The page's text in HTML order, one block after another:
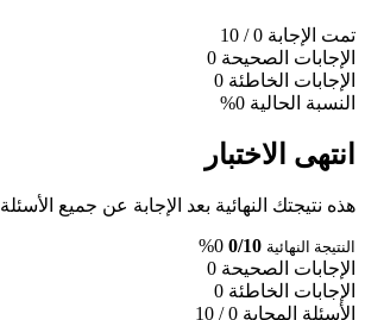
تمت الإجابة 0
/ 10
الإجابات الصحيحة 0
الإجابات الخاطئة 0
النسبة الحالية 0%
انتهى الاختبار
هذه نتيجتك النهائية بعد الإجابة عن جميع الأسئلة.
النتيجة النهائية 0/10
0%
الإجابات الصحيحة 0
الإجابات الخاطئة 0
الأسئلة المجابة 0 / 10